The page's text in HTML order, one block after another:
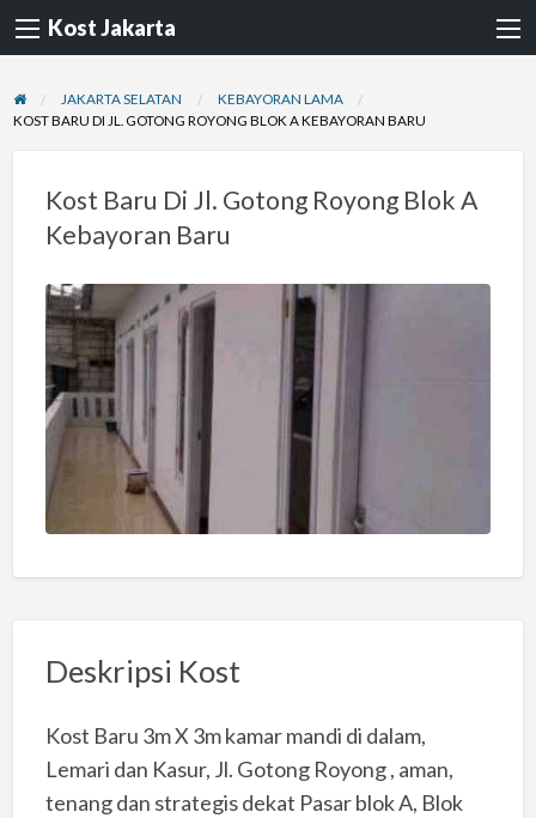
Kost Jakarta
JAKARTA SELATAN
KEBAYORAN LAMA
KOST BARU DI JL. GOTONG ROYONG BLOK A KEBAYORAN BARU
Kost Baru Di Jl. Gotong Royong Blok A
Kebayoran Baru
Deskripsi Kost
Kost Baru 3m X 3m kamar mandi di dalam,
Lemari dan Kasur, Jl. Gotong Royong , aman,
tenang dan strategis dekat Pasar blok A, Blok